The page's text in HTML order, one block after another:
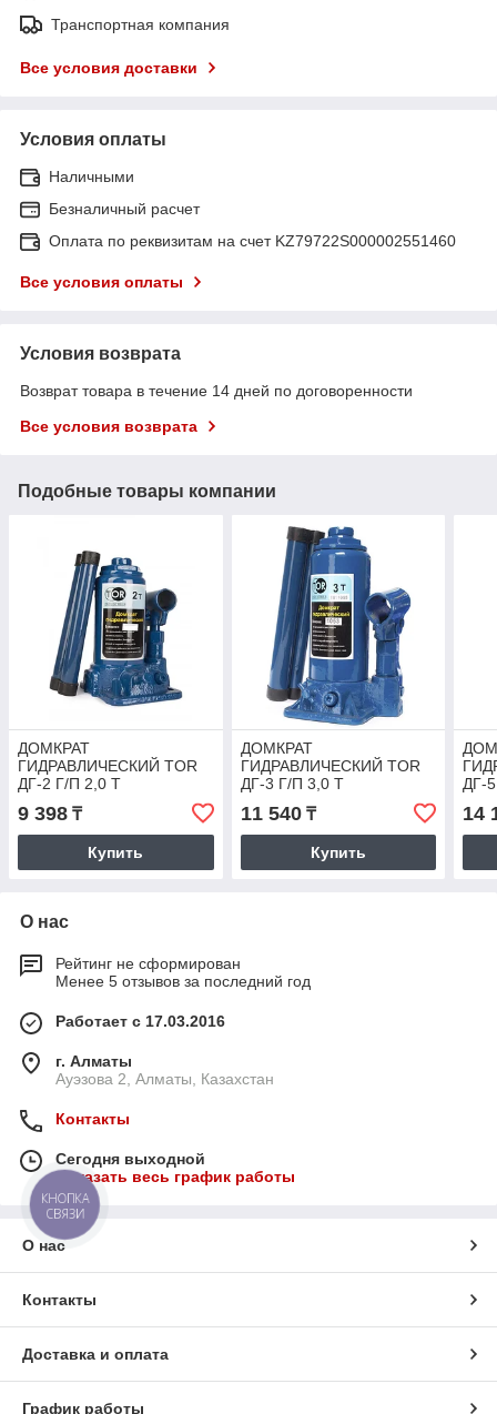
Транспортная компания
Все условия доставки
Условия оплаты
Наличными
Безналичный расчет
Оплата по реквизитам на счет KZ79722S000002551460
Все условия оплаты
Условия возврата
Возврат товара в течение 14 дней по договоренности
Все условия возврата
Подобные товары компании
ДОМКРАТ
ГИДРАВЛИЧЕСКИЙ TOR
ДГ-2 Г/П 2,0 Т
9 398 ₸
Купить
ДОМКРАТ
ГИДРАВЛИЧЕСКИЙ TOR
ДГ-3 Г/П 3,0 Т
11 540₸
Купить
ДГ-
14
О нас
Рейтинг не сформирован
Менее 5 отзывов за последний год
Работает с 17.03.2016
г. Алматы
Ауэзова 2, Алматы, Казахстан
Контакты
Сегодня выходной
Показать весь график работы
О нас
Контакты
Доставка и оплата
График работы
КНОПКА
СВЯЗИ